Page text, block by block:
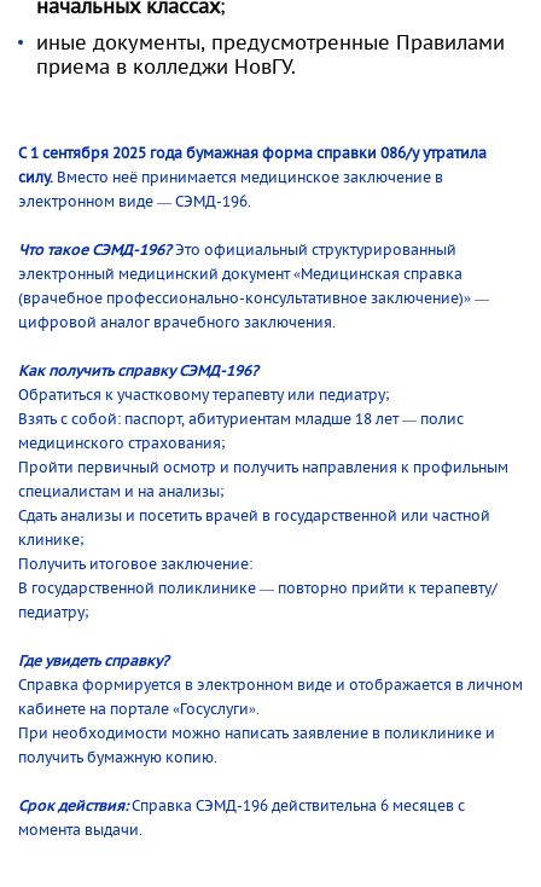
начальных классах;
иные документы, предусмотренные Правилами
приема в колледжи НовГУ.
С 1 сентября 2025 года бумажная форма справки 086/у утратила
силу. Вместо неё принимается медицинское заключение в
электронном виде — СЭМД-196.
Что такое СЭМД-196?Это официальный структурированный
электронный медицинский документ «Медицинская справка
(врачебное профессионально-консультативное заключение)» —
цифровой аналог врачебного заключения.
Как получить справку СЭМД-196?
Обратиться к участковому терапевту или педиатру;
Взять с собой: паспорт, абитуриентам младше 18 лет — полис
медицинского страхования;
Пройти первичный осмотр и получить направления к профильным
специалистам и на анализы;
Сдать анализы и посетить врачей в государственной или частной
клинике;
Получить итоговое заключение:
В государственной поликлинике — повторно прийти к терапевту/
педиатру;
Где увидеть справку?
Справка формируется в электронном виде и отображается в личном
кабинете на портале «Госуслуги».
При необходимости можно написать заявление в поликлинике и
получить бумажную копию.
Срок действия:Справка СЭМД-196 действительна 6 месяцев с
момента выдачи.